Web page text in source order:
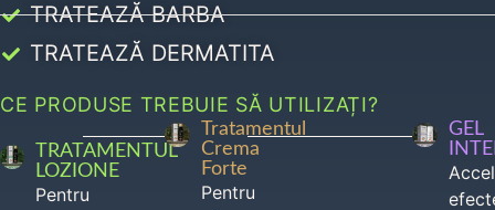
TRATEAZĂ BARBA
TRATEAZĂ DERMATITA
CE PRODUSE TREBUIE SĂ UTILIZAȚI?
TRATAMENTUL
LOZIONE
Pentru
Tratamentul
Crema
Forte
Pentru
GEL